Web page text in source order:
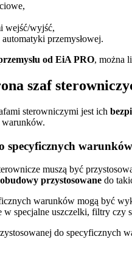
wejść/wyjść,
przemysłowej.
od EiA PRO, można
szaf
sterowniczymi jest ich
specyficznych
muszą być
obudowy przystosowane do
warunków mogą być
specjalne uszczelki, filtry
do specyficznych